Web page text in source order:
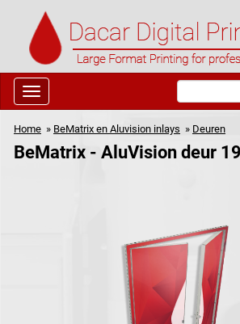
Home » BeMatrix en Aluvision inlays » Deuren
BeMatrix - AluVision deur